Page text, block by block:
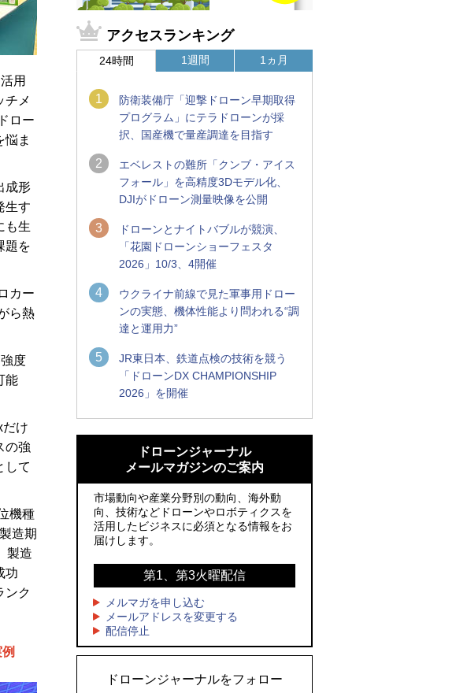
用
チメ
ロー
悩ま
成形
生す
も生
題を
カー
ら熱
度
能
け
の強
して
機種
造期
製造
功
ンク
アクセスランキング
24時間
1
防衛装備庁「迎撃ドローン早期取得
プログラム」にテラドローンが採
択、国産機で量産調達を目指す
2
エベレストの難所「クンブ・アイス
フォール」を高精度3Dモデル化、
DJIがドローン測量映像を公開
3
ドローンとナイトバブルが競演、
「花園ドローンショーフェスタ
2026」10/3、4開催
4
ウクライナ前線で見た軍事用ドロー
ンの実態、機体性能より問われる“調
達と運用力”
5
JR東日本、鉄道点検の技術を競う
「ドローンDX CHAMPIONSHIP
2026」を開催
1週間
飛ぶLEDスクリーン」とドローンショー
による新演出を実施
レッドクリフ、足利花火大会で映画『ス
パイダーマン』や「M!LK」とのコラボド
ローンショー8/1開催
グラム」にテラドローンが採択、国産機
で量産調達を目指す
そらとぶタクシー、ハイブリッドeVTOL
開発のPLANA社と独占契約
大800機のドローンショーを実施
1ヵ月
飛ぶLEDスクリーン」とドローンショー
による新演出を実施
国産AUVを社会実装へ、スタートアップ
「BlueArch株式会社」設立
サザンビーチちがさき花火大会で「復活
ブ中継と連動した支援企画
ロボデックス、2時間超の飛行を目指す新
型水素燃料電池ドローンを公開
5
防衛だけではない、測量から屋内点検ま
ン
ドローンジャーナル
メールマガジンのご案内
市場動向や産業分野別の動向、海外動
向、技術などドローンやロボティクスを
活用したビジネスに必須となる情報をお
届けします。
第1、第3火曜配信
メルマガを申し込む
メールアドレスを変更する
配信停止
ドローンジャーナルをフォロー